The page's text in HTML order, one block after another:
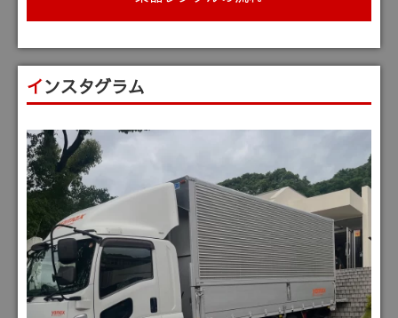
インスタグラム